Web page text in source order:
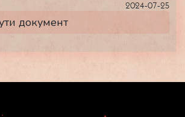
2024-07-25
документ